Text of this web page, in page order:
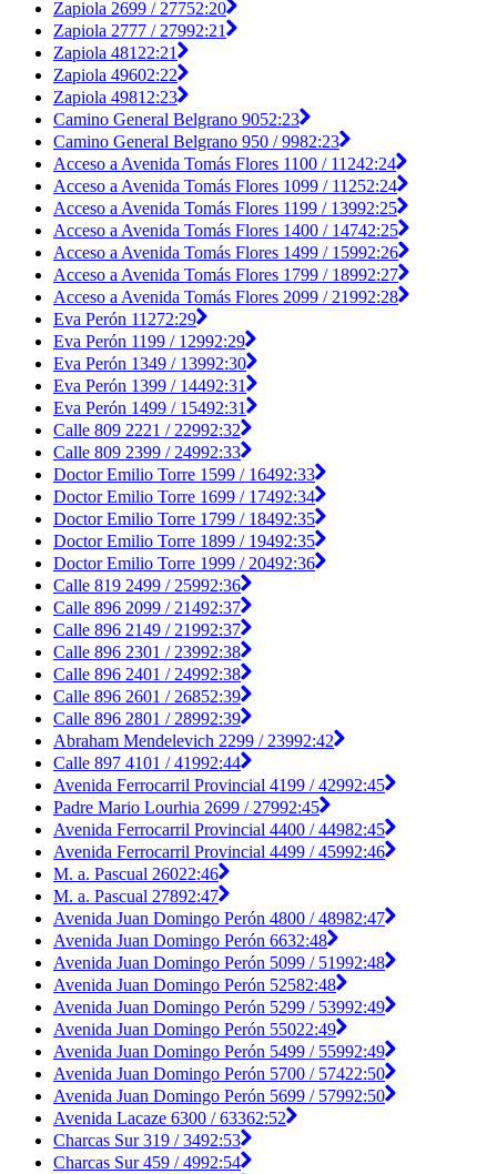
Zapiola 2699 / 27752:20
Zapiola 2777 / 27992:21
Zapiola 48122:21
Zapiola 49602:22
Zapiola 4981 2:23
Camino General Belgrano 9052:23
Camino General Belgrano 950 / 9982:23
Acceso a Avenida Tomás Flores 1100 / 11242:24
Acceso a Avenida Tomás Flores 1099 / 11252:24
Acceso a Avenida Tomás Flores 1199 / 13992:25
Acceso a Avenida Tomás Flores 1400 / 14742:25
Acceso a Avenida Tomás Flores 1499 / 15992:26
Acceso a Avenida Tomás Flores 1799 / 18992:27
Acceso a Avenida Tomás Flores 2099 / 21992:28
Eva Perón 11272:29
Eva Perón 1199 / 12992:29
Eva Perón 1349 / 13992:30
Eva Perón 1399 / 14492:31
Eva Perón 1499 / 15492:31
Calle 809 2221 / 22992:32
Calle 809 2399 / 24992:33
Doctor Emilio Torre 1599 / 16492:33
Doctor Emilio Torre 1699 / 17492:34
Doctor Emilio Torre 1799 / 18492:35
Doctor Emilio Torre 1899 / 19492:35
Doctor Emilio Torre 1999 / 20492:36
Calle 819 2499 / 25992:36
Calle 896 2099 / 21492:37
Calle 896 2149 / 21992:37
Calle 896 2301 / 23992:38
Calle 896 2401 / 24992:38
Calle 896 2601 / 26852:39
Calle 896 2801 / 28992:39
Abraham Mendelevich 2299 / 23992:42
Calle 897 4101 / 41992:44
Avenida Ferrocarril Provincial 4199 / 42992:45
Padre Mario Lourhia 2699 / 27992:45
Avenida Ferrocarril Provincial 4400 / 44982:45
Avenida Ferrocarril Provincial 4499 / 45992:46
M. a. Pascual 26022:46
M. a. Pascual 27892:47
Avenida Juan Domingo Perón 4800 / 48982:47
Avenida Juan Domingo Perón 6632:48
Avenida Juan Domingo Perón 5099 / 51992:48
Avenida Juan Domingo Perón 52582:48
Avenida Juan Domingo Perón 5299 / 53992:49
Avenida Juan Domingo Perón 55022:49
Avenida Juan Domingo Perón 5499 / 55992:49
Avenida Juan Domingo Perón 5700 / 57422:50
Avenida Juan Domingo Perón 5699 / 57992:50
Avenida Lacaze 6300 / 63362:52
Charcas Sur 319 / 3492:53
Charcas Sur 459 / 4992:54